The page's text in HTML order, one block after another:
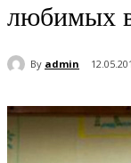
любимых
By admin